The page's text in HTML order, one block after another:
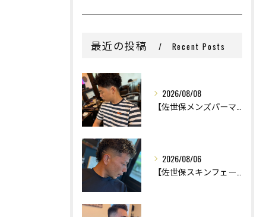
最近の投稿 Recent Posts
2026/08/08
2026/08/06